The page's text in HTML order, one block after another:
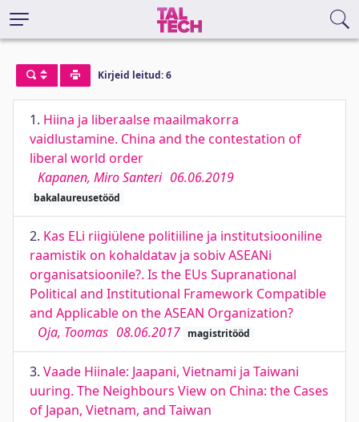
Kirjeid leitud: 6
1. Hiina ja liberaalse maailmakorra
vaidlustamine. China and the contestation of
liberal world order
Kapanen, Miro Santeri 06.06.2019
bakalaureusetööd
2. Kas ELi riigiülene politiiline ja institutsiooniline
raamistik on kohaldatav ja sobiv ASEANi
organisatsioonile?. Is the EUs Supranational
Political and Institutional Framework Compatible
and Applicable on the ASEAN Organization?
Oja, Toomas 08.06.2017 magistritööd
3. Vaade Hiinale: Jaapani, Vietnami ja Taiwani
uuring. The Neighbours View on China: the Cases
of Japan, Vietnam, and Taiwan